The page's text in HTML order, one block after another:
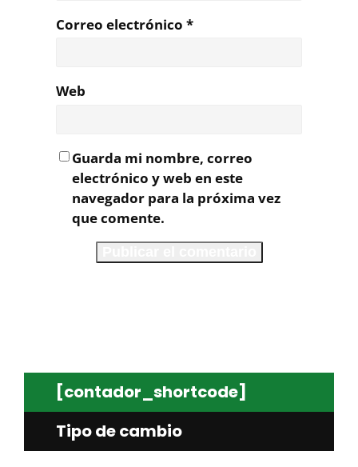
Correo electrónico *
Web
Guarda mi nombre, correo
electrónico y web en este
navegador para la próxima vez
que comente.
[contador_shortcode]
Tipo de cambio